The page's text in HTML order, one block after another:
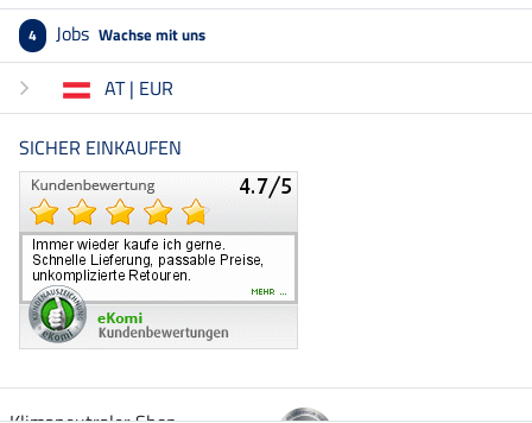
4 Jobs Wachse mit uns
AT | EUR
SICHER EINKAUFEN